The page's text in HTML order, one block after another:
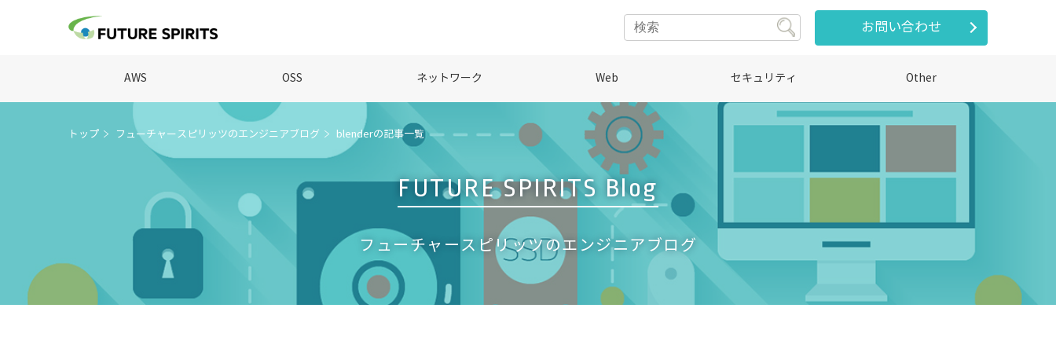
お問い合わせ
AWS OSS ネットワーク Web セキュリティ Other
トップ フューチャースピリッツのエンジニアブログ blenderの記事一覧
FUTURE SPIRITS Blog
フューチャースピリッツのエンジニアブログ